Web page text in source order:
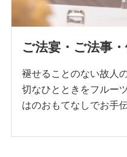
ご法宴・ご法事
褪せることのない故人
切なひとときをフルー
はのおもてなしでお手